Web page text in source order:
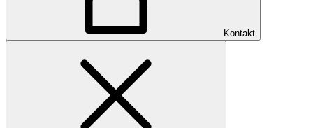
Kontakt